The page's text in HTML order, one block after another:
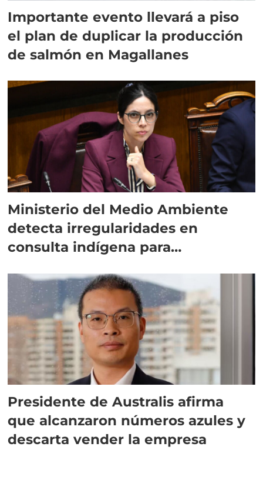
Importante evento llevará a piso
el plan de duplicar la producción
de salmón en Magallanes
Ministerio del Medio Ambiente
detecta irregularidades en
consulta indígena para
Presidente de Australis afirma
que alcanzaron números azules y
descarta vender la empresa